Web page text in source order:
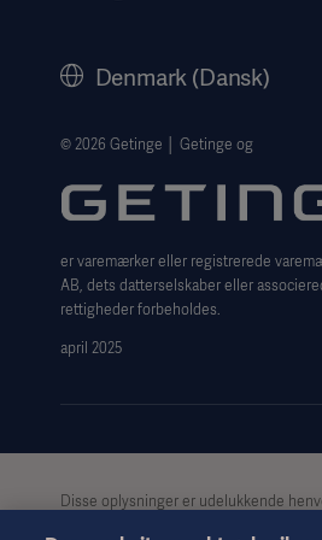
Website Privacy Policy
Website use disclaimer
Cookie Notice
Data Subject Request Form
Denmark (Dansk)
© 2026 Getinge │ Getinge og
er varemærker eller registrerede
AB, dets datterselskaber eller
rettigheder forbeholdes.
april 2025
Disse oplysninger er udelukkende